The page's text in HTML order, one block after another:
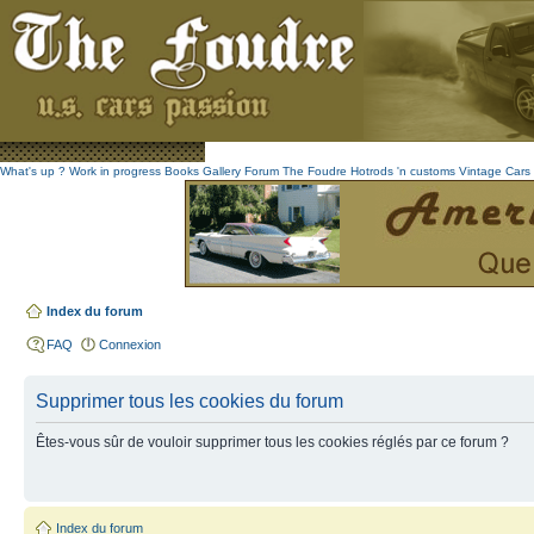
What's up ? Work in progress Books Gallery Forum The Foudre Hotrods 'n customs Vintage Cars
Index du forum
FAQ Connexion
Supprimer tous les cookies du forum
Êtes-vous sûr de vouloir supprimer tous les cookies réglés par ce forum ?
Index du forum